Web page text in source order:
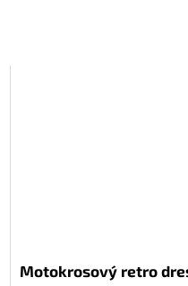
Motokrosový retro